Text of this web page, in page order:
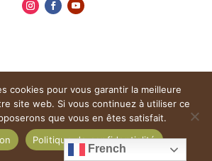
French
cookies pour vous garantir la meilleure
site web. Si vous continuez à utiliser ce
que vous en êtes satisfait.
Politique de confidentialité